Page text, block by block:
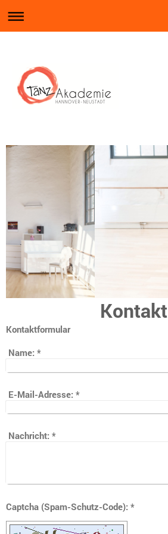
Kontakt
Kontaktformular
Name: *
E-Mail-Adresse: *
Nachricht: *
Captcha (Spam-Schutz-Code): *